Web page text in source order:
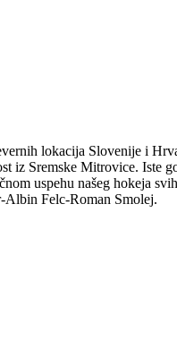
lokacija Slovenije i
iz Sremske Mitrovice. Iste
uspehu našeg hokeja
Felc-Roman Smolej.